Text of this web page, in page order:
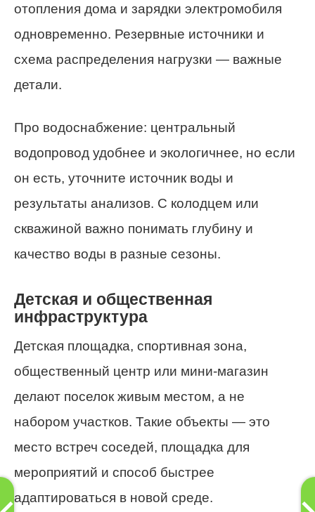
отопления дома и зарядки электромобиля
одновременно. Резервные источники и
схема распределения нагрузки — важные
детали.
Про водоснабжение: центральный
водопровод удобнее и экологичнее, но если
он есть, уточните источник воды и
результаты анализов. С колодцем или
скважиной важно понимать глубину и
качество воды в разные сезоны.
Детская и общественная
инфраструктура
Детская площадка, спортивная зона,
общественный центр или мини-магазин
делают поселок живым местом, а не
набором участков. Такие объекты — это
место встреч соседей, площадка для
мероприятий и способ быстрее
адаптироваться в новой среде.